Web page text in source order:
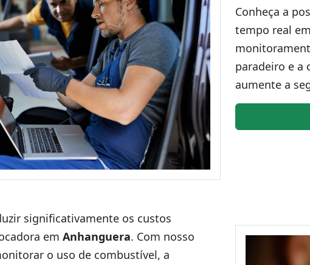
Conheça a
tempo real em
paradeiro e a
aumente a
significativamente os custos
em Anhanguera. Com nosso
o uso de combustível, a